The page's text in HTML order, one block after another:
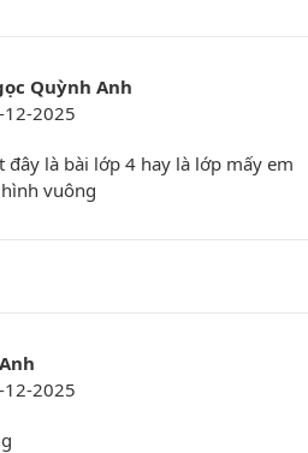
Quỳnh Anh
2025
đây là bài lớp 4 hay là lớp mấy em
vuông
2025